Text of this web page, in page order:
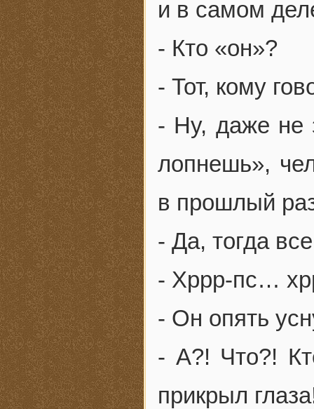
и в самом
- Кто «он»?
- Тот, кому
- Ну, даже не
лопнешь»,
в прошлый
- Да, тогда
- Хррр-пс…
- Он опять
- А?! Что?!
прикрыл